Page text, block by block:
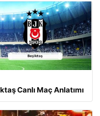
Canlı Maç Anlatımı